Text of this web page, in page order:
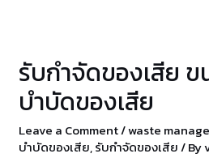
รับกำจัดของเสีย
บำบัดของเสีย
Leave a Comment/waste
บำบัดของเสีย,รับกำจัดของเสีย/ By